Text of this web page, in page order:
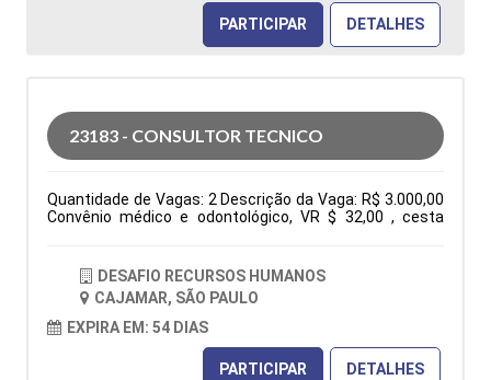
PARTICIPAR DETALHES
23183 - CONSULTOR TECNICO
Quantidade de Vagas: 2 Descrição da Vaga: R$ 3.000,00
Convênio médico e odontológico, VR $ 32,00 , cesta
up, negociações, atendimento ao cliente via fone, e-mail
e whatsapp, participação em feira e eventos. Tipo de
contratação: CLT Cidade: Cajamar, SP, Brasil Área de
Atuação: Administração Comercial/Vendas Período:
Formação Acadêmica: Características
DESAFIO RECURSOS HUMANOS
CAJAMAR, SÃO PAULO
EXPIRA EM: 54 DIAS
PARTICIPAR DETALHES